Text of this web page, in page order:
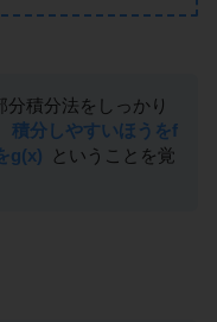
積分法をしっかり
積分しやすいほうをf
g(x)
ということを覚